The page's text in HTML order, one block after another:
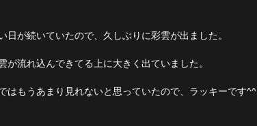
日が続いていたので、久しぶりに彩雲が出ました。
が流れ込んできてる上に大きく出ていました。
はもうあまり見れないと思っていたので、ラッキーです^^